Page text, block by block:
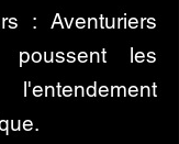
: Aventuriers
les